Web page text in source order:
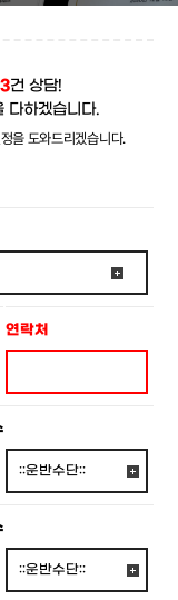
건 상담!
다하겠습니다.
을 도와드리겠습니다.
연락처